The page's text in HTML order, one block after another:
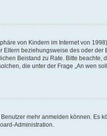
von Kindern im Internet von
beziehungsweise des oder
Beistand zu Rate. Bitte beachte,
die unter der Frage „An wen
mehr anmelden können. Es
Administration.